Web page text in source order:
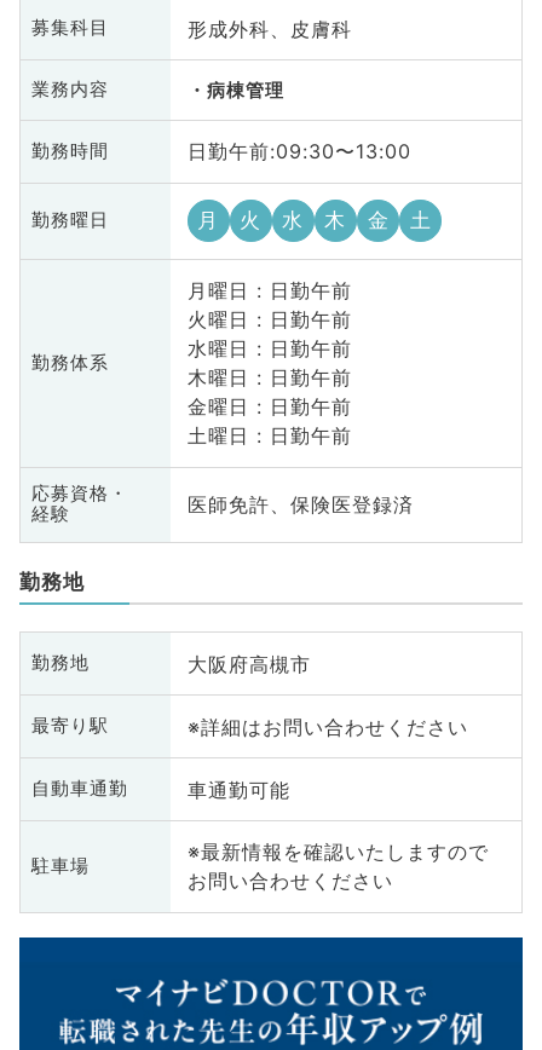
募集科目 形成外科、皮膚科
業務内容 病棟管理
勤務時間 日勤午前:09:30〜13:00
勤務曜日 月 火 水 木 金 土
勤務体系
月曜日 : 日勤午前
火曜日 : 日勤午前
水曜日 : 日勤午前
木曜日 : 日勤午前
金曜日 : 日勤午前
土曜日 : 日勤午前
応募資格・
経験
医師免許、保険医登録済
勤務地
勤務地 大阪府高槻市
最寄り駅 ※詳細はお問い合わせください
自動車通勤 車通勤可能
駐車場
※最新情報を確認いたしますので
お問い合わせください